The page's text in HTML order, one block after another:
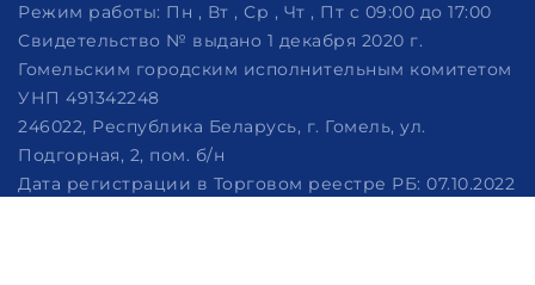
Режим работы: Пн , Вт , Ср , Чт , Пт c 09:00 до 17:00
Свидетельство № выдано 1 декабря 2020 г.
Гомельским городским исполнительным комитетом
УНП 491342248
246022, Республика Беларусь, г. Гомель, ул.
Подгорная, 2, пом. б/н
Дата регистрации в Торговом реестре РБ: 07.10.2022